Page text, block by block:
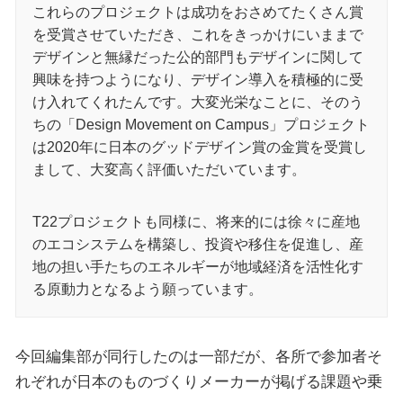
これらのプロジェクトは成功をおさめてたくさん賞
を受賞させていただき、これをきっかけにいままで
デザインと無縁だった公的部門もデザインに関して
興味を持つようになり、デザイン導入を積極的に受
け入れてくれたんです。大変光栄なことに、そのう
ちの「Design Movement on Campus」プロジェクト
は2020年に日本のグッドデザイン賞の金賞を受賞し
まして、大変高く評価いただいています。
T22プロジェクトも同様に、将来的には徐々に産地
のエコシステムを構築し、投資や移住を促進し、産
地の担い手たちのエネルギーが地域経済を活性化す
る原動力となるよう願っています。
今回編集部が同行したのは一部だが、各所で参加者そ
れぞれが日本のものづくりメーカーが掲げる課題や乗